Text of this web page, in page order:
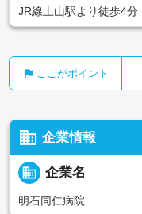
JR線土山駅より徒歩4分
flag ここがポイント
business 企業情報
business 企業名
明石同仁病院